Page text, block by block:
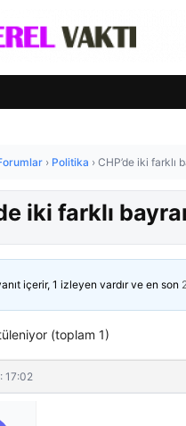
› Politika › CHP’de iki farklı
iki farklı
içerir, 1 izleyen vardır ve en son
(toplam 1)
17:02